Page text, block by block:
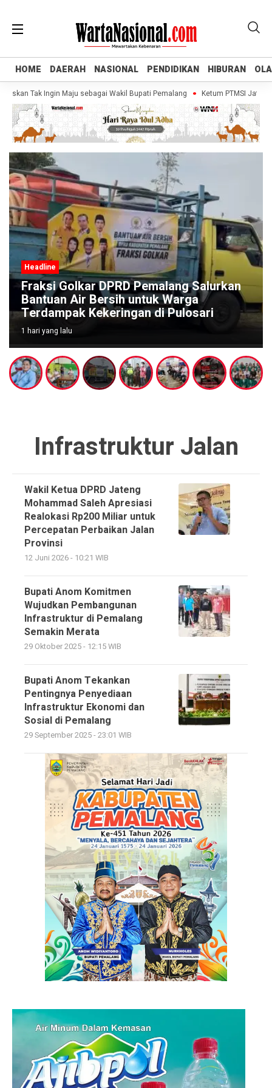
HOME DAERAH NASIONAL PENDIDIKAN HIBURAN
HOME DAERAH NASIONAL PENDIDIKAN HIBURAN
Tak Ingin Maju sebagai Wakil Bupati Pemalang Ketum PTMSI Jateng
Headline
Fraksi Golkar DPRD Pemalang Salurkan
Bantuan Air Bersih untuk Warga
Terdampak Kekeringan di Pulosari
1 hari yang lalu
Infrastruktur Jalan
Wakil Ketua DPRD Jateng
Mohammad Saleh Apresiasi
Realokasi Rp200 Miliar untuk
Percepatan Perbaikan Jalan
Provinsi
12 Juni 2026 - 10:21 WIB
Bupati Anom Komitmen
Wujudkan Pembangunan
Infrastruktur di Pemalang
Semakin Merata
29 Oktober 2025 - 12:15 WIB
Bupati Anom Tekankan
Pentingnya Penyediaan
Infrastruktur Ekonomi dan
Sosial di Pemalang
29 September 2025 - 23:01 WIB